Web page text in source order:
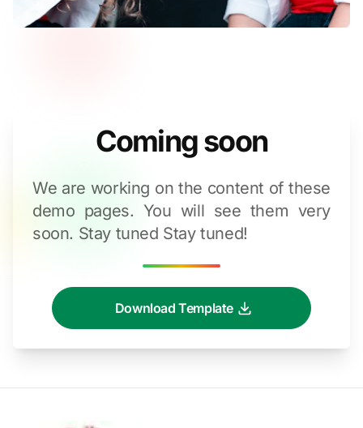
Coming soon
We are working on the content of these
demo pages. You will see them very
soon. Stay tuned Stay tuned!
Download Template